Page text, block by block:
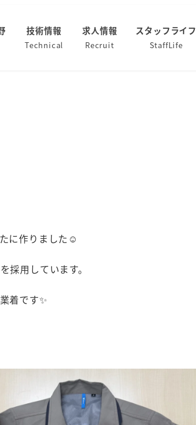
技術情報
Technical
求人情報
Recruit
スタッフライフ
StaffLife
に作りました☺️
採用しています。
着です✨